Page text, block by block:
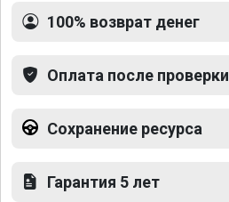
100% возврат денег
Оплата после проверки
Сохранение ресурса
Гарантия 5 лет